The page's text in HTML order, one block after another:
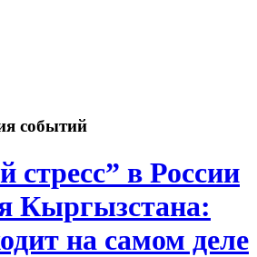
событий
стресс” в России
Кыргызстана:
на самом деле